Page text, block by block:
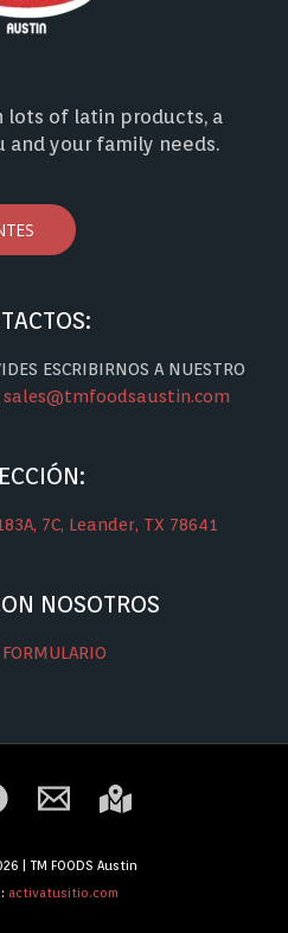
lots of latin products, a
your family needs.
ESCRIBIRNOS A NUESTRO
sales@tmfoodsaustin.com
7C, Leander, TX 78641
NOSOTROS
| TM FOODS Austin
activatusitio.com